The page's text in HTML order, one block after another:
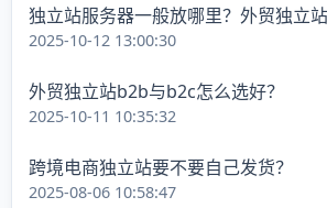
独立站服务器一般放哪里？外贸独立
2025-10-12 13:00:30
外贸独立站b2b与b2c怎么选好？
2025-10-11 10:35:32
跨境电商独立站要不要自己发货？
2025-08-06 10:58:47